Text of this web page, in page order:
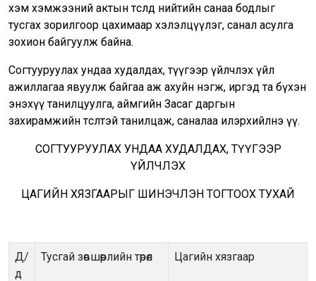
хэм хэмжээний актын төсөлд нийтийн санаа бодлыг
тусгах зорилгоор цахимаар хэлэлцүүлэг, санал асулга
зохион байгуулж байна.
Согтууруулах ундаа худалдах, түүгээр үйлчлэх үйл
ажиллагаа явуулж байгаа аж ахуйн нэгж, иргэд та бүхэн
энэхүү танилцуулга, аймгийн Засаг даргын
захирамжийн төсөлтэй танилцаж, саналаа илэрхийлнэ үү.
СОГТУУРУУЛАХ УНДАА ХУДАЛДАХ, ТҮҮГЭЭР
ҮЙЛЧЛЭХ
ЦАГИЙН ХЯЗГААРЫГ ШИНЭЧЛЭН ТОГТООХ ТУХАЙ
Д/
д
Тусгай зөвшөөрлийн төрөл Цагийн хязгаар